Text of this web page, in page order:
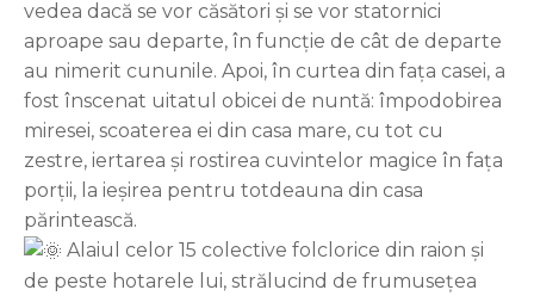
vedea dacă se vor căsători și se vor statornici
aproape sau departe, în funcție de cât de departe
au nimerit cununile. Apoi, în curtea din fața casei, a
fost înscenat uitatul obicei de nuntă: împodobirea
miresei, scoaterea ei din casa mare, cu tot cu
zestre, iertarea și rostirea cuvintelor magice în fața
porții, la ieșirea pentru totdeauna din casa
părintească.
Alaiul celor 15 colective folclorice din raion și
de peste hotarele lui, strălucind de frumusețea